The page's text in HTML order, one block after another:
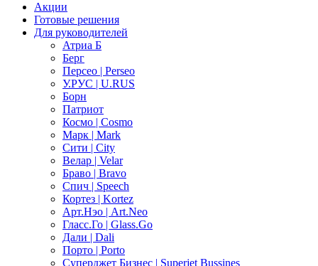
Акции
Готовые решения
Для руководителей
Атриа Б
Берг
Персео | Perseo
У.РУС | U.RUS
Борн
Патриот
Космо | Cosmo
Марк | Mark
Сити | City
Велар | Velar
Браво | Bravo
Спич | Speech
Кортез | Kortez
Арт.Нэо | Art.Neo
Гласс.Го | Glass.Go
Дали | Dali
Порто | Porto
Суперджет Бизнес | Superjet Bussines